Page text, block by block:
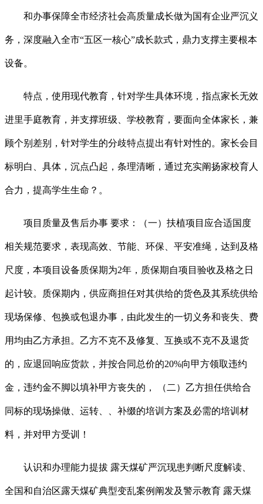
和办事保障全市经济社会高质量成长做为国有企业严沉义
务，深度融入全市“五区一核心”成长款式，鼎力支撑主要根本
设备。
特点，使用现代教育，针对学生具体环境，指点家长无效
进里手庭教育，并支撑班级、学校教育，要面向全体家长，兼
顾个别差别，针对学生的分歧特点提出有针对性的。家长会目
标明白、具体，沉点凸起，条理清晰，通过充实阐扬家校育人
合力，提高学生生命？。
项目质量及售后办事 要求：（一）扶植项目应合适国度
相关规范要求，表现高效、节能、环保、平安准绳，达到及格
尺度，本项目设备质保期为2年，质保期自项目验收及格之日
起计较。质保期内，供应商担任对其供给的货色及其系统供给
现场保修、包换或包退办事，由此发生的一切义务和丧失、费
用均由乙方承担。乙方不克不及修复、互换或不克不及退货
的，应退回响应货款，并按合同总价的20%向甲方领取违约
金，违约金不脚以填补甲方丧失的， （二）乙方担任供给合
同标的现场操做、运转、、补缀的培训方案及必需的培训材
料，并对甲方受训！
认识和办理能力提拔 露天煤矿严沉现患判断尺度解读、
全国和自治区露天煤矿典型变乱案例阐发及警示教育 露天煤